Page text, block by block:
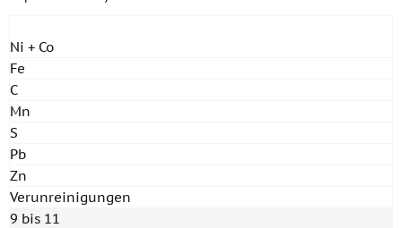
Ni + Co
Fe
C
Mn
S
Pb
Zn
Verunreinigungen
9 bis 11